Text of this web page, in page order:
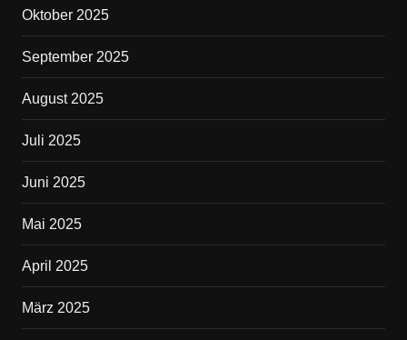
Oktober 2025
September 2025
August 2025
Juli 2025
Juni 2025
Mai 2025
April 2025
März 2025